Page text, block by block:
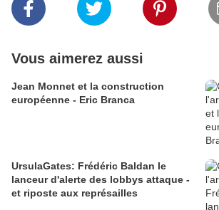
Vous aimerez aussi
Jean Monnet et la construction
européenne - Eric Branca
UrsulaGates: Frédéric Baldan le
lanceur d'alerte des lobbys attaque -
et riposte aux représailles